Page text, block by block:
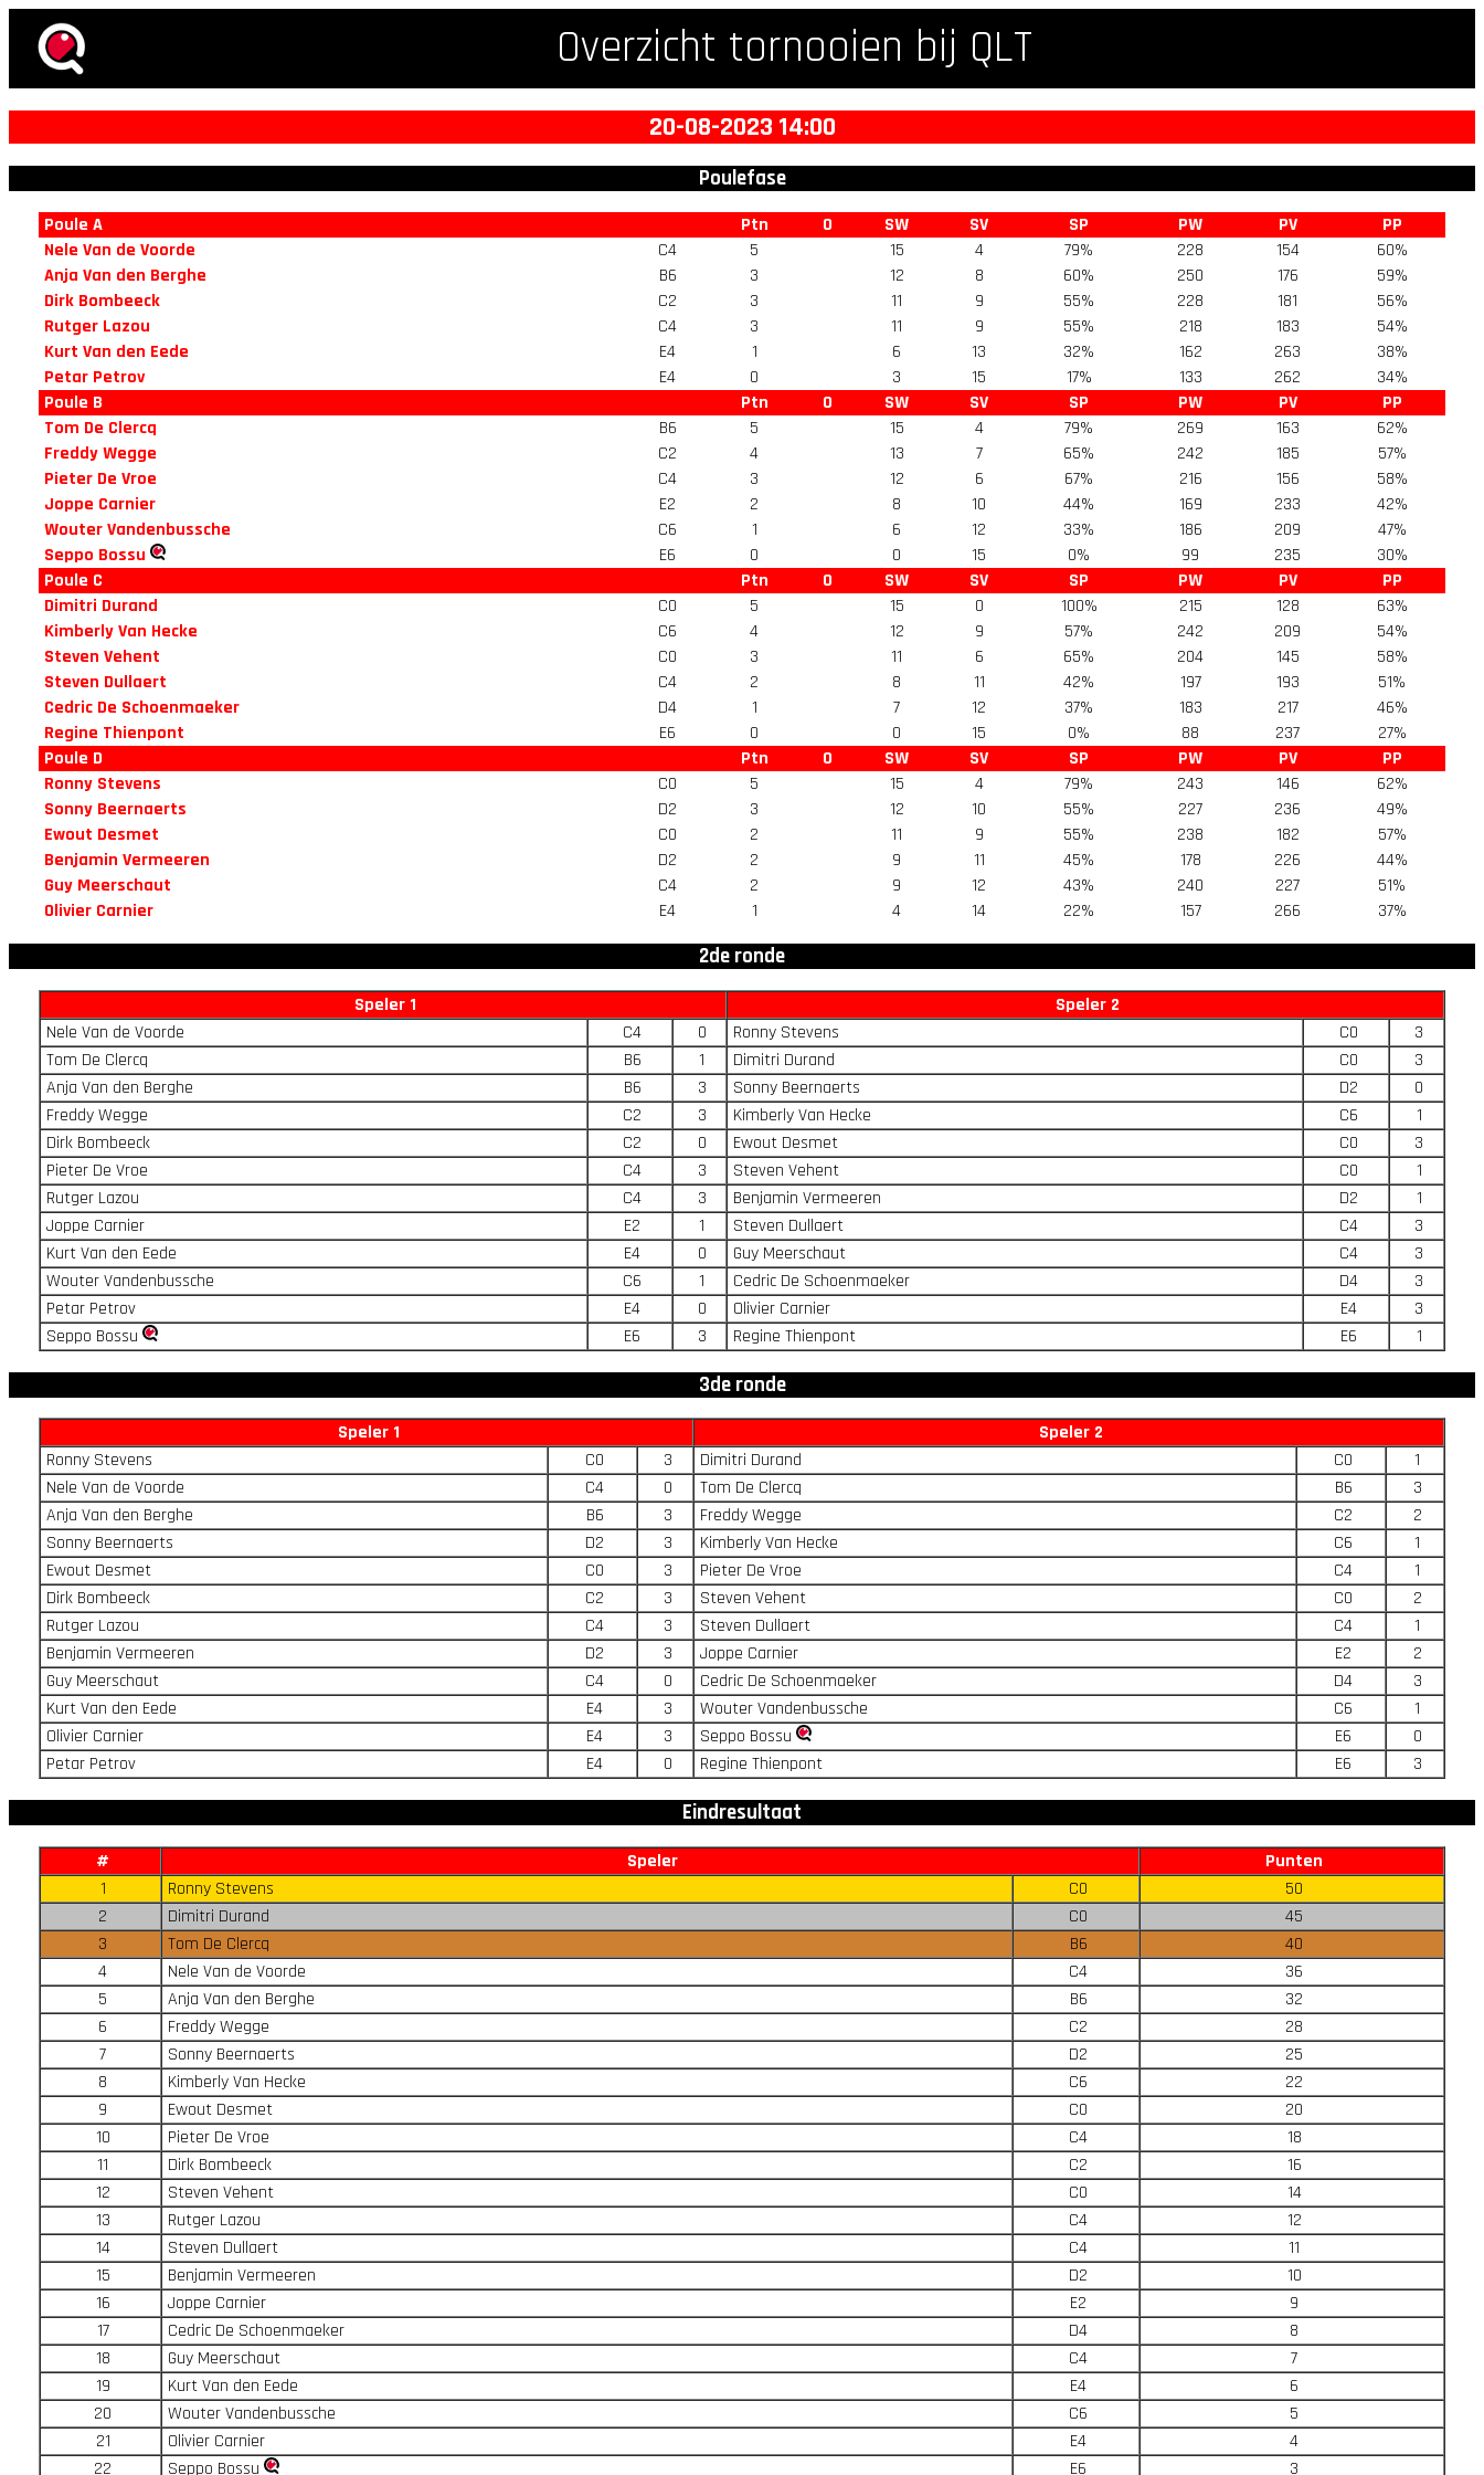
Overzicht tornooien bij QLT
20-08-2023 14:00
Poulefase
Poule A Ptn O SW SV SP PW PV
PP
Nele Van de Voorde
C4 5 15 4 79% 228 154
60%
Anja Van den Berghe
B6 3 12 8 60% 250 176
59%
Dirk Bombeeck
C2 3 11 9 55% 228 181
56%
Rutger Lazou
C4 3 11 9 55% 218 183
54%
Kurt Van den Eede
E4 1 6 13 32% 162 263
38%
Petar Petrov
E4 0 3 15 17% 133 262
34%
Poule B
Ptn O SW SV SP PW PV
PP
Tom De Clercq
B6 5 15 4 79% 269 163
62%
Freddy Wegge
C2 4 13 7 65% 242 185
57%
Pieter De Vroe
C4 3 12 6 67% 216 156
58%
Joppe Carnier
E2 2 8 10 44% 169 233
42%
Wouter Vandenbussche
C6 1 6 12 33% 186 209
47%
Seppo Bossu
E6 0 0 15 0% 99 235
30%
Poule C
Ptn O SW SV SP PW PV
PP
Dimitri Durand
C0 5 15 0 100% 215 128
63%
Kimberly Van Hecke
C6 4 12 9 57% 242 209
54%
Steven Vehent
C0 3 11 6 65% 204 145
58%
Steven Dullaert
C4 2 8 11 42% 197 193
51%
Cedric De Schoenmaeker
D4 1 7 12 37% 183 217
46%
Regine Thienpont
E6 0 0 15 0% 88 237
27%
Poule D
Ptn O SW SV SP PW PV
PP
Ronny Stevens
C0 5 15 4 79% 243 146
62%
Sonny Beernaerts
D2 3 12 10 55% 227 236
49%
Ewout Desmet
C0 2 11 9 55% 238 182
57%
Benjamin Vermeeren
D2 2 9 11 45% 178 226
44%
Guy Meerschaut
C4 2 9 12 43% 240 227
51%
Olivier Carnier
E4 1 4 14 22% 157 266 37%
2de ronde
Speler 1
Speler 2
Nele Van de Voorde
C4 0 Ronny Stevens C0
3
Tom De Clercq
B6 1 Dimitri Durand C0
3
Anja Van den Berghe
B6 3 Sonny Beernaerts D2
0
Freddy Wegge
C2 3 Kimberly Van Hecke C6
1
Dirk Bombeeck
C2 0 Ewout Desmet C0
3
Pieter De Vroe
C4 3 Steven Vehent C0
1
Rutger Lazou
C4 3 Benjamin Vermeeren D2
1
Joppe Carnier
E2 1 Steven Dullaert C4
3
Kurt Van den Eede
E4 0 Guy Meerschaut C4
3
Wouter Vandenbussche
C6 1 Cedric De Schoenmaeker D4
3
Petar Petrov
E4 0 Olivier Carnier E4
3
Seppo Bossu
E6 3 Regine Thienpont E6 1
3de ronde
Speler 1
Speler 2
Ronny Stevens
C0 3 Dimitri Durand C0
1
Nele Van de Voorde
C4 0 Tom De Clercq B6
3
Anja Van den Berghe
B6 3 Freddy Wegge C2
2
Sonny Beernaerts
D2 3 Kimberly Van Hecke C6
1
Ewout Desmet
C0 3 Pieter De Vroe C4
1
Dirk Bombeeck
C2 3 Steven Vehent C0
2
Rutger Lazou
C4 3 Steven Dullaert C4
1
Benjamin Vermeeren
D2 3 Joppe Carnier E2
2
Guy Meerschaut
C4 0 Cedric De Schoenmaeker D4
3
Kurt Van den Eede
E4 3 Wouter Vandenbussche C6
1
Olivier Carnier
E4 3 Seppo Bossu E6
0
Petar Petrov
E4 0 Regine Thienpont E6 3
Eindresultaat
# Speler
Punten
1
Ronny Stevens C0
50
2
Dimitri Durand C0
45
3
Tom De Clercq B6
40
4
Nele Van de Voorde C4
36
5
Anja Van den Berghe B6
32
6
Freddy Wegge C2
28
7
Sonny Beernaerts D2
25
8
Kimberly Van Hecke C6
22
9
Ewout Desmet C0
20
10
Pieter De Vroe C4
18
11
Dirk Bombeeck C2
16
12
Steven Vehent C0
14
13
Rutger Lazou C4
12
14
Steven Dullaert C4
11
15
Benjamin Vermeeren D2
10
16
Joppe Carnier E2
9
17
Cedric De Schoenmaeker D4
8
18
Guy Meerschaut C4
7
19
Kurt Van den Eede E4
6
20
Wouter Vandenbussche C6
5
21
Olivier Carnier E4
4
22
Seppo Bossu E6 3